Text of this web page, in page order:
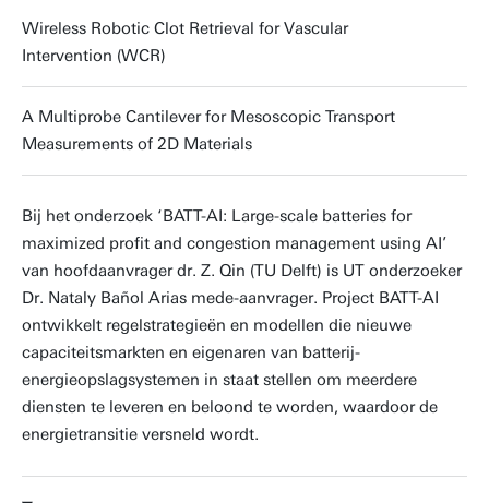
Wireless Robotic Clot Retrieval for Vascular
Intervention (WCR)
A Multiprobe Cantilever for Mesoscopic Transport
Measurements of 2D Materials
Bij het onderzoek ‘BATT-AI: Large-scale batteries for
maximized profit and congestion management using AI’
van hoofdaanvrager dr. Z. Qin (TU Delft) is UT onderzoeker
Dr. Nataly Bañol Arias mede-aanvrager. Project BATT-AI
ontwikkelt regelstrategieën en modellen die nieuwe
capaciteitsmarkten en eigenaren van batterij-
energieopslagsystemen in staat stellen om meerdere
diensten te leveren en beloond te worden, waardoor de
energietransitie versneld wordt.